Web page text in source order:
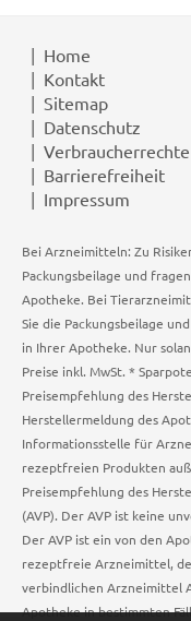
Home
Kontakt
Sitemap
Datenschutz
Verbraucherrechte
Barrierefreiheit
Impressum
Bei Arzneimitteln: Zu
Packungsbeilage und
Apotheke. Bei
Sie die Packungsbeilage
in Ihrer Apotheke. Nur
Preise inkl. MwSt. *
Preisempfehlung des
Herstellermeldung des
Informationsstelle für
rezeptfreien Produkten
Preisempfehlung des
(AVP). Der AVP ist keine
Der AVP ist ein von den
rezeptfreie Arzneimittel,
verbindlichen Arzneimittel
Apotheke in bestimmten